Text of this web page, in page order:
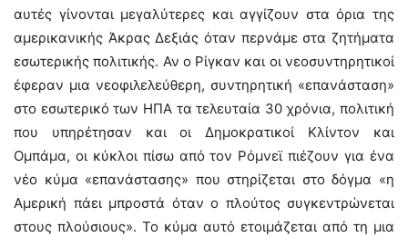
αυτές γίνονται μεγαλύτερες και αγγίζουν στα όρια της
αμερικανικής Άκρας Δεξιάς όταν περνάμε στα ζητήματα
εσωτερικής πολιτικής. Αν ο Ρίγκαν και οι νεοσυντηρητικοί
έφεραν μια νεοφιλελεύθερη, συντηρητική «επανάσταση»
στο εσωτερικό των ΗΠΑ τα τελευταία 30 χρόνια, πολιτική
που υπηρέτησαν και οι Δημοκρατικοί Κλίντον και
Ομπάμα, οι κύκλοι πίσω από τον Ρόμνεϊ πιέζουν για ένα
νέο κύμα «επανάστασης» που στηρίζεται στο δόγμα «η
Αμερική πάει μπροστά όταν ο πλούτος συγκεντρώνεται
στους πλούσιους». Το κύμα αυτό ετοιμάζεται από τη μια